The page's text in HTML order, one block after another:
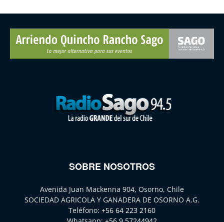
SOBRE NOSOTROS
Avenida Juan Mackenna 904, Osorno, Chile
SOCIEDAD AGRICOLA Y GANADERA DE OSORNO A.G.
Teléfono: +56 64 223 2160